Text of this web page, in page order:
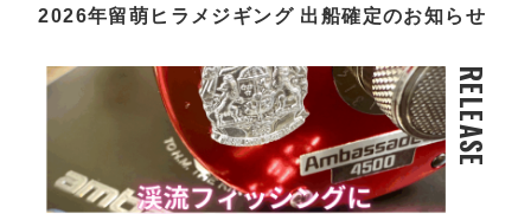
2026年留萌ヒラメジギング 出船確定のお知らせ
RELEASE